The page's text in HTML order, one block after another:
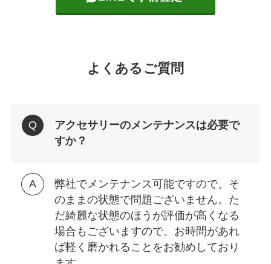
よくあるご質問
アクセサリーのメンテナンスは必要で
すか？
弊社でメンテナンス可能ですので、そ
のままの状態で問題ございません。た
だ綺麗な状態のほうが評価が高くなる
場合もございますので、お時間があれ
ば軽く磨かれることをお勧めしており